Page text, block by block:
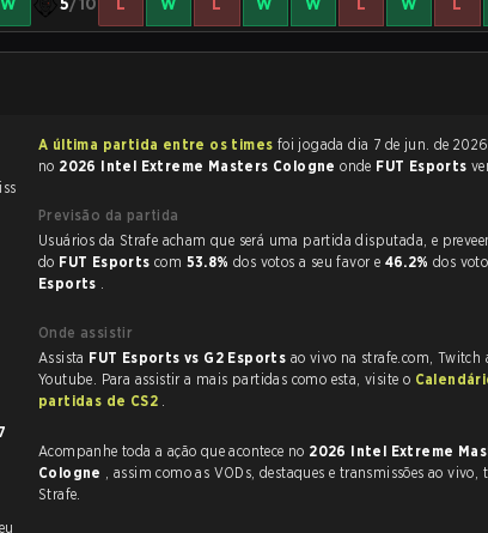
A última partida entre os times
no 2026 Intel Extreme Masters Cologneonde FUT Esports
Previsão da partida
Usuários da Strafe acham que será uma partida disputada, e preveem a vitória
do FUT Esports com 53.8% dos votos a seu favor e 46.2% dos
Esports .
Onde assistir
Assista FUT Esports vs G2 Esports ao vivo na strafe.com, Twitch
Youtube. Para assistir a mais partidas como esta, visite o
partidas de CS2 .
Acompanhe toda a ação que acontece no 2026 Intel Extreme
Cologne , assim como as VODs, destaques e transmissões ao vivo, tudo na
Strafe.